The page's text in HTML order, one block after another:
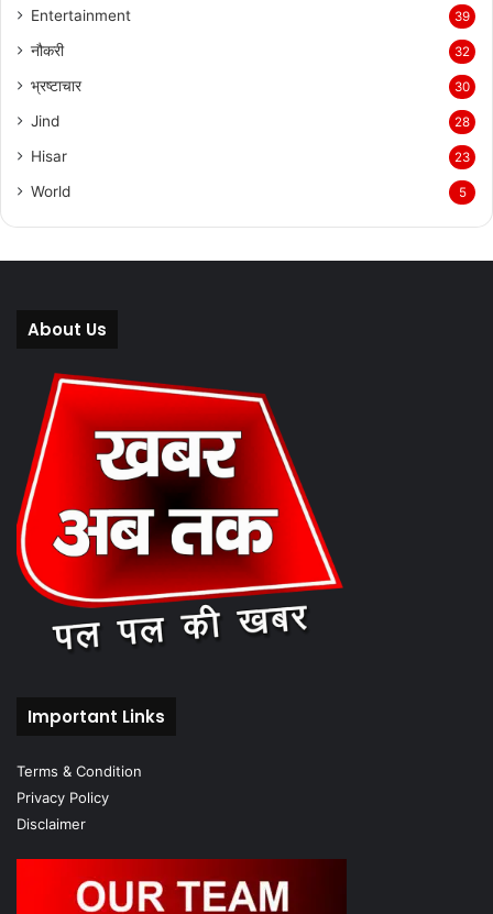
Entertainment 39
नौकरी 32
भ्रष्टाचार 30
Jind 28
Hisar 23
World 5
About Us
Important Links
Terms & Condition
Privacy Policy
Disclaimer